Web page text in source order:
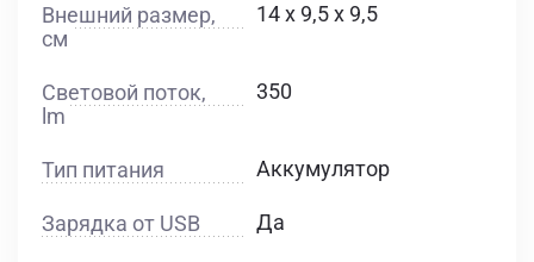
Внешний размер,
см
14 х 9,5 х 9,5
Световой поток,
lm
350
Тип питания Аккумулятор
Зарядка от USB Да